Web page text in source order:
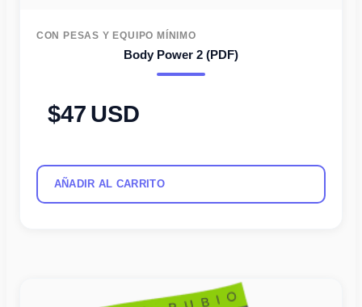
CON PESAS Y EQUIPO MÍNIMO
Body Power 2 (PDF)
47 USD
AÑADIR AL CARRITO